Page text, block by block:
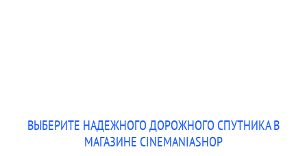
ВЫБЕРИТЕ НАДЕЖНОГО ДОРОЖНОГО СПУТНИКА В
МАГАЗИНЕ CINEMANIASHOP